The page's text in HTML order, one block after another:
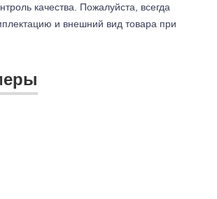
качества. Пожалуйста, всегда
и внешний вид товара при